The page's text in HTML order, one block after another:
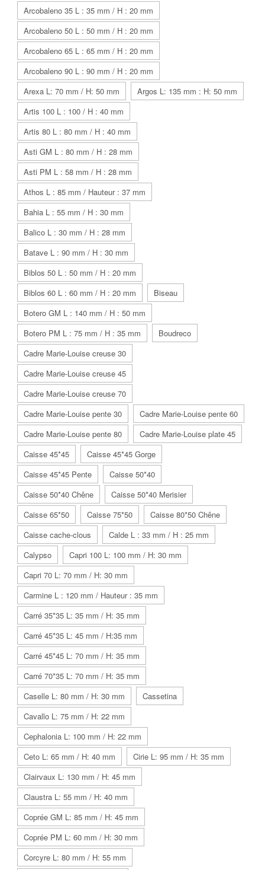
Arcobaleno 35 L : 35 mm / H : 20 mm
Arcobaleno 50 L : 50 mm / H : 20 mm
Arcobaleno 65 L : 65 mm / H : 20 mm
Arcobaleno 90 L : 90 mm / H : 20 mm
Arexa L: 70 mm / H: 50 mm
Argos L: 135 mm : H: 50 mm
Artis 100 L : 100 / H : 40 mm
Artis 80 L : 80 mm / H : 40 mm
Asti GM L : 80 mm / H : 28 mm
Asti PM L : 58 mm / H : 28 mm
Athos L : 85 mm / Hauteur : 37 mm
Bahia L : 55 mm / H : 30 mm
Balico L : 30 mm / H : 28 mm
Batave L : 90 mm / H : 30 mm
Biblos 50 L : 50 mm / H : 20 mm
Biblos 60 L : 60 mm / H : 20 mm
Biseau
Botero GM L : 140 mm / H : 50 mm
Botero PM L : 75 mm / H : 35 mm
Boudreco
Cadre Marie-Louise creuse 30
Cadre Marie-Louise creuse 45
Cadre Marie-Louise creuse 70
Cadre Marie-Louise pente 30
Cadre Marie-Louise pente 60
Cadre Marie-Louise pente 80
Cadre Marie-Louise plate 45
Caisse 45*45
Caisse 45*45 Gorge
Caisse 45*45 Pente
Caisse 50*40
Caisse 50*40 Chêne
Caisse 50*40 Merisier
Caisse 65*50
Caisse 75*50
Caisse 80*50 Chêne
Caisse cache-clous
Calde L : 33 mm / H : 25 mm
Calypso
Capri 100 L: 100 mm / H: 30 mm
Capri 70 L: 70 mm / H: 30 mm
Carmine L : 120 mm / Hauteur : 35 mm
Carré 35*35 L: 35 mm / H: 35 mm
Carré 45*35 L: 45 mm / H:35 mm
Carré 45*45 L: 70 mm / H: 35 mm
Carré 70*35 L: 70 mm / H: 35 mm
Caselle L: 80 mm / H: 30 mm
Cassetina
Cavallo L: 75 mm / H: 22 mm
Cephalonia L: 100 mm / H: 22 mm
Ceto L: 65 mm / H: 40 mm
Cirie L: 95 mm / H: 35 mm
Clairvaux L: 130 mm / H: 45 mm
Claustra L: 55 mm / H: 40 mm
Coprée GM L: 85 mm / H: 45 mm
Coprée PM L: 60 mm / H: 30 mm
Corcyre L: 80 mm / H: 55 mm